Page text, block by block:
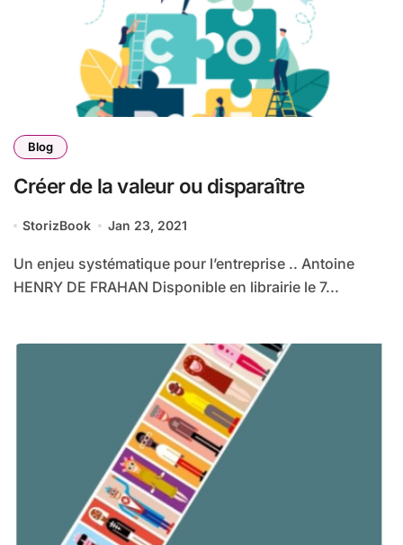
Blog
Créer de la valeur ou disparaître
StorizBook Jan 23, 2021
Un enjeu systématique pour l’entreprise .. Antoine
HENRY DE FRAHAN Disponible en librairie le 7...